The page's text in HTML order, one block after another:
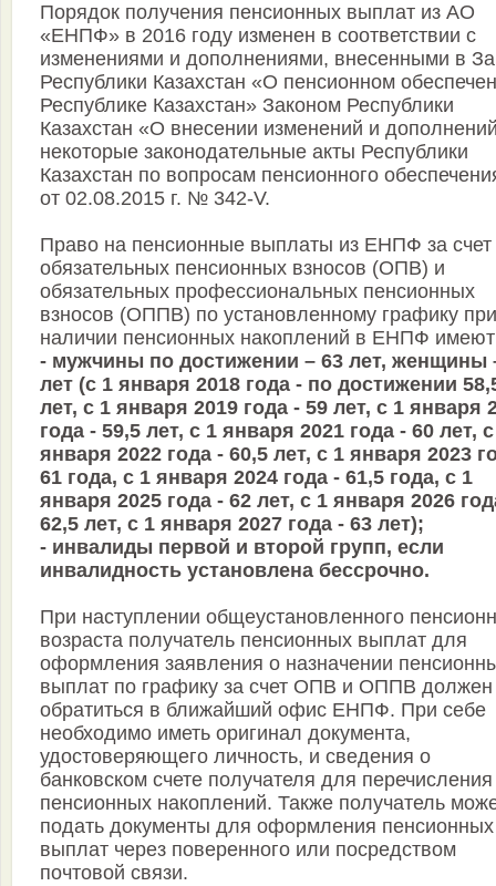
Порядок получения пенсионных выплат из АО
«ЕНПФ» в 2016 году изменен в соответствии с
изменениями и дополнениями, внесенными в
Республики Казахстан «О пенсионном
Республике Казахстан» Законом Республики
Казахстан «О внесении изменений и
некоторые законодательные акты Республики
Казахстан по вопросам пенсионного
от 02.08.2015 г. № 342-V.
Право на пенсионные выплаты из ЕНПФ за счет
обязательных пенсионных взносов (ОПВ) и
обязательных профессиональных пенсионных
взносов (ОППВ) по установленному графику при
наличии пенсионных накоплений в ЕНПФ
- мужчины по достижении – 63 лет, женщины
лет (с 1 января 2018 года - по достижении
лет, с 1 января 2019 года - 59 лет, с 1 января
года - 59,5 лет, с 1 января 2021 года - 60 лет,
января 2022 года - 60,5 лет, с 1 января 2023
61 года, с 1 января 2024 года - 61,5 года, с 1
января 2025 года - 62 лет, с 1 января 2026
62,5 лет, с 1 января 2027 года - 63 лет);
- инвалиды первой и второй групп, если
инвалидность установлена бессрочно.
При наступлении общеустановленного
возраста получатель пенсионных выплат для
оформления заявления о назначении
выплат по графику за счет ОПВ и ОППВ должен
обратиться в ближайший офис ЕНПФ. При себе
необходимо иметь оригинал документа,
удостоверяющего личность, и сведения о
банковском счете получателя для перечисления
пенсионных накоплений. Также получатель
подать документы для оформления пенсионных
выплат через поверенного или посредством
почтовой связи.